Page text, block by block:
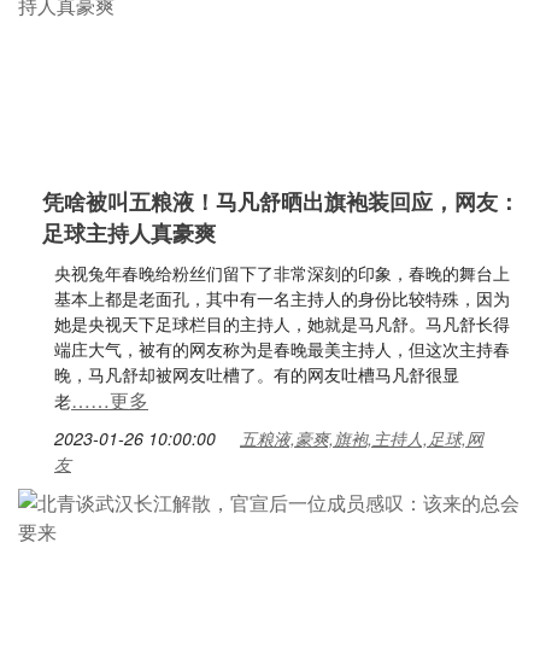
凭啥被叫五粮液！马凡舒晒出旗袍装回应，网友：
足球主持人真豪爽
央视兔年春晚给粉丝们留下了非常深刻的印象，春晚的舞台上
基本上都是老面孔，其中有一名主持人的身份比较特殊，因为
她是央视天下足球栏目的主持人，她就是马凡舒。马凡舒长得
端庄大气，被有的网友称为是春晚最美主持人，但这次主持春
晚，马凡舒却被网友吐槽了。有的网友吐槽马凡舒很显
老……更多
2023-01-26 10:00:00
五粮液,豪爽,旗袍,主持人,足球,网
友